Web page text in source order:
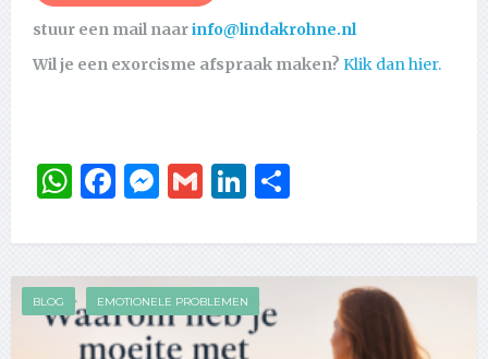
stuur een mail naarinfo@lindakrohne.nl
Wil je een exorcisme afspraak maken? Klik dan hier.
WhatsApp
Facebook
Messenger
GmailLinkedIn
BLOG EMOTIONELE PROBLEMEN